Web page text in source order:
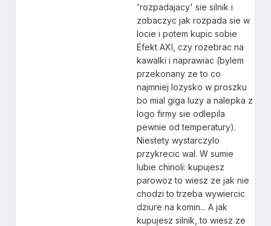
'rozpadajacy' sie silnik i
zobaczyc jak rozpada sie w
locie i potem kupic sobie
Efekt AXI, czy rozebrac na
kawalki i naprawiac (bylem
przekonany ze to co
najmniej lozysko w proszku
bo mial giga luzy a nalepka z
logo firmy sie odlepila
pewnie od temperatury).
Niestety wystarczylo
przykrecic wal. W sumie
lubie chinoli: kupujesz
parowoz to wiesz ze jak nie
chodzi to trzeba wywiercic
dziure na komin... A jak
kupujesz silnik, to wiesz ze